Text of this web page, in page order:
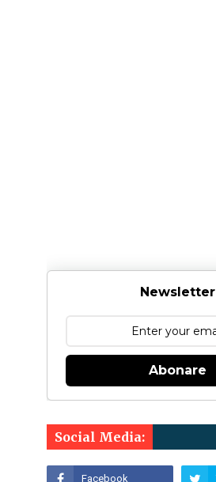
Newsletter
Abonare
Social Media: